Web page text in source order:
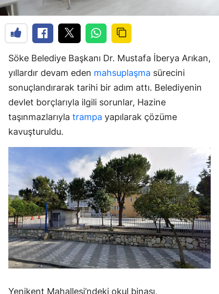
Söke Belediye Başkanı Dr. Mustafa İberya Arıkan,
yıllardır devam eden mahsuplaşma sürecini
sonuçlandırarak tarihi bir adım attı. Belediyenin
devlet borçlarıyla ilgili sorunlar, Hazine
taşınmazlarıyla trampa yapılarak çözüme
kavuşturuldu.
Yenikent Mahallesi’ndeki okul binası,